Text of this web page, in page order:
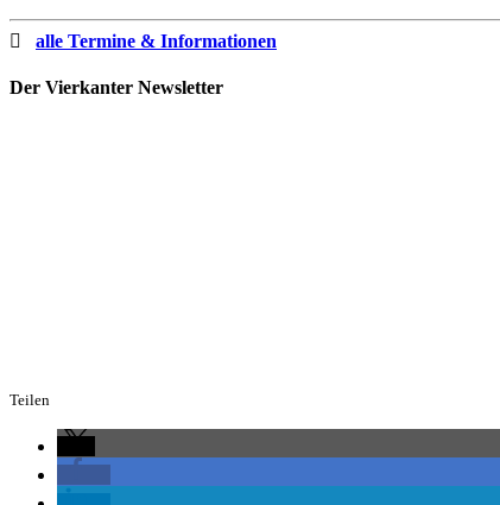
alle Termine & Informationen
Der Vierkanter Newsletter
Teilen